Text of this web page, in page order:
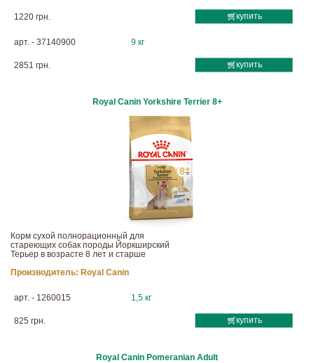
1220 грн. купить
арт. - 37140900 9 кг
2851 грн. купить
Royal Canin Yorkshire Terrier 8+
Корм сухой полнорационный для
стареющих собак породы Йоркширский
Терьер в возрасте 8 лет и старше
Производитель: Royal Canin
арт. - 1260015 1,5 кг
825 грн. купить
Royal Canin Pomeranian Adult